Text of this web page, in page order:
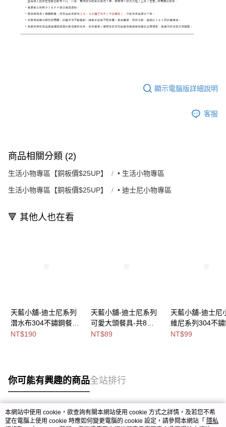
顯示電腦版詳細說明
客服
商品相關分類 (2)
生活小物專區【銅板價$25UP】 • 生活小物專區
生活小物專區【銅板價$25UP】 • 迪士尼小物專區
🔻 其他人也在看
天藍小舖-迪士尼系列
潛水布304不鏽鋼餐具
組-共4
NT$190
天藍小舖-迪士尼系列
可愛大頭餐具-共8
色-$89【A11114894】
NT$89
天藍小舖-迪士尼
維尼系列304不
具-共2
NT$99
你可能有興趣的商品全站排行
熱門標籤
本網站中使用 cookie，欲查詢有關本網站使用 cookie 方式之詳情，及若您不希
望在電腦上使用 cookie 時應如何變更電腦的 cookie 設定，請參閱本網站「 隱私